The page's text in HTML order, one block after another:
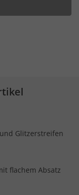
Glitzerstreifen
flachem Absatz